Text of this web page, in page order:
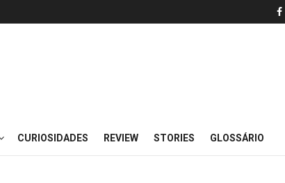
CURIOSIDADES REVIEW STORIES GLOSSÁRIO